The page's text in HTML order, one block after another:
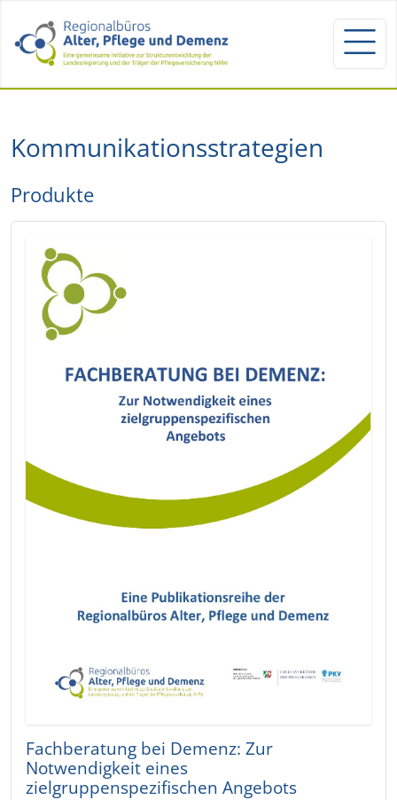
Kommunikationsstrategien
Produkte
Fachberatung bei Demenz: Zur
Notwendigkeit eines
zielgruppenspezifischen Angebots